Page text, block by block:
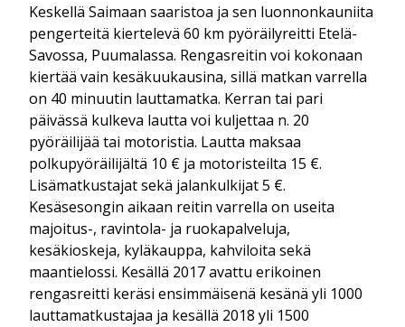
Keskellä Saimaan saaristoa ja sen luonnonkauniita
pengerteitä kiertelevä 60 km pyöräilyreitti Etelä-
Savossa, Puumalassa. Rengasreitin voi kokonaan
kiertää vain kesäkuukausina, sillä matkan varrella
on 40 minuutin lauttamatka. Kerran tai pari
päivässä kulkeva lautta voi kuljettaa n. 20
pyöräilijää tai motoristia. Lautta maksaa
polkupyöräilijältä 10 € ja motoristeilta 15 €.
Lisämatkustajat sekä jalankulkijat 5 €.
Kesäsesongin aikaan reitin varrella on useita
majoitus-, ravintola- ja ruokapalveluja,
kesäkioskeja, kyläkauppa, kahviloita sekä
maantielossi. Kesällä 2017 avattu erikoinen
rengasreitti keräsi ensimmäisenä kesänä yli 1000
lauttamatkustajaa ja kesällä 2018 yli 1500